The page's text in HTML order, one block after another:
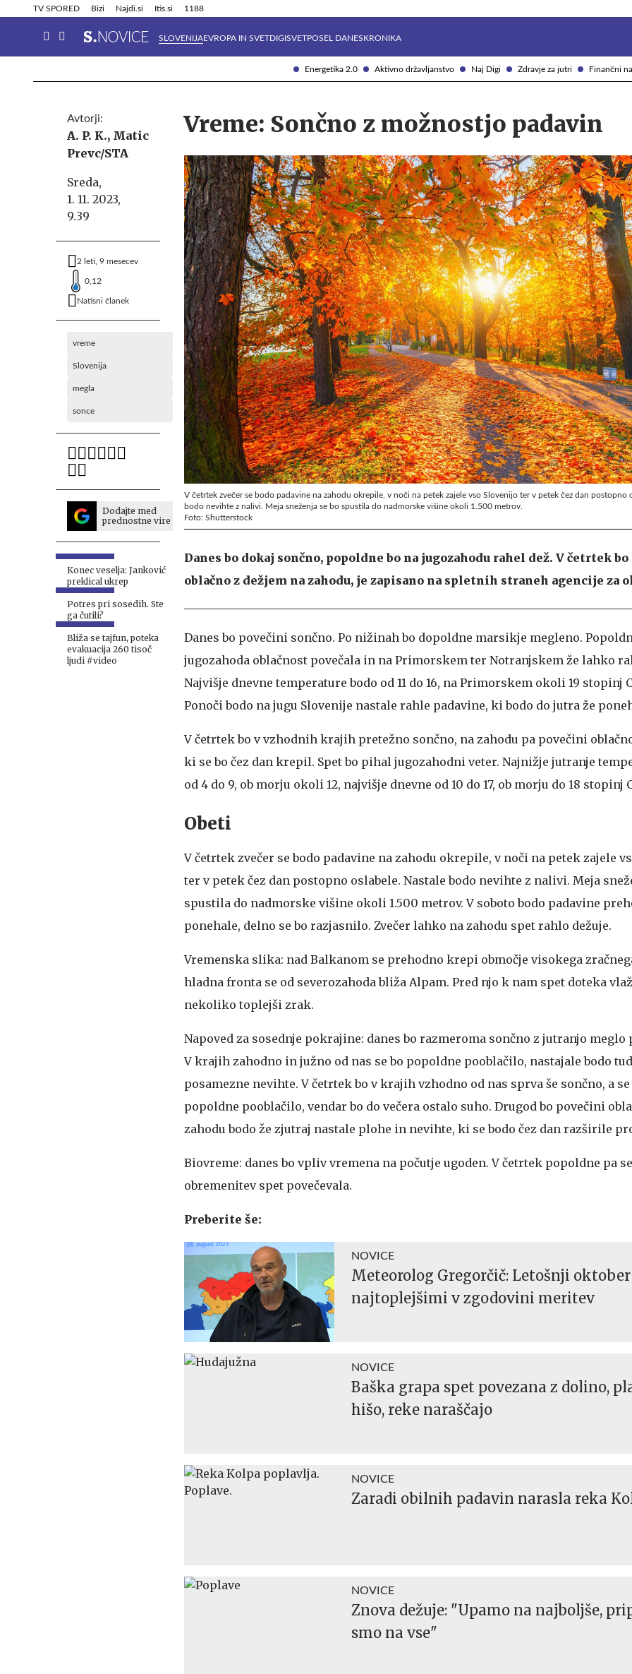
Energetika 2.0 Aktivno državljanstvo Naj Digi Zdravje za jutri Finančni
TV SPORED Bizi Najdi.si Itis.si 1188
SLOVENIJAEVROPA IN SVETDIGISVETPOSEL DANESKRONIKA
Info in obvestila Tehnik
Avtorji:
A. P. K., Matic
Prevc/STA
Sreda,
1. 11. 2023,
9.39
2 leti, 9 mesecev
0,12
Natisni članek
vreme
Slovenija
megla
sonce
Dodajte med
prednostne vire
Konec veselja: Janković
preklical ukrep
Potres pri sosedih. Ste
ga čutili?
Bliža se tajfun, poteka
evakuacija 260 tisoč
ljudi #video
Vreme: Sončno z možnostjo padavin
V četrtek zvečer se bodo padavine na zahodu okrepile, v noči na petek zajele vso Slovenijo ter v petek čez dan postopno
bodo nevihte z nalivi. Meja sneženja se bo spustila do nadmorske višine okoli 1.500 metrov.
Foto: Shutterstock
Danes bo dokaj sončno, popoldne bo na jugozahodu rahel dež. V četrtek
oblačno z dežjem na zahodu, je zapisano na spletnih straneh agencije za
Danes bo povečini sončno. Po nižinah bo dopoldne marsikje megleno.
jugozahoda oblačnost povečala in na Primorskem ter Notranjskem že lahko
Najvišje dnevne temperature bodo od 11 do 16, na Primorskem okoli 19 stopinj
Ponoči bodo na jugu Slovenije nastale rahle padavine, ki bodo do jutra že
V četrtek bo v vzhodnih krajih pretežno sončno, na zahodu pa povečini
ki se bo čez dan krepil. Spet bo pihal jugozahodni veter. Najnižje jutranje
od 4 do 9, ob morju okoli 12, najvišje dnevne od 10 do 17, ob morju do 18 stopinj
Obeti
V četrtek zvečer se bodo padavine na zahodu okrepile, v noči na petek zajele
ter v petek čez dan postopno oslabele. Nastale bodo nevihte z nalivi. Meja
spustila do nadmorske višine okoli 1.500 metrov. V soboto bodo padavine
ponehale, delno se bo razjasnilo. Zvečer lahko na zahodu spet rahlo dežuje.
Vremenska slika: nad Balkanom se prehodno krepi območje visokega
hladna fronta se od severozahoda bliža Alpam. Pred njo k nam spet doteka
nekoliko toplejši zrak.
Napoved za sosednje pokrajine: danes bo razmeroma sončno z jutranjo meglo
V krajih zahodno in južno od nas se bo popoldne pooblačilo, nastajale bodo
posamezne nevihte. V četrtek bo v krajih vzhodno od nas sprva še sončno, a se
popoldne pooblačilo, vendar bo do večera ostalo suho. Drugod bo povečini
zahodu bodo že zjutraj nastale plohe in nevihte, ki se bodo čez dan razširile
Biovreme: danes bo vpliv vremena na počutje ugoden. V četrtek popoldne pa
obremenitev spet povečevala.
Preberite še:
NOVICE
Meteorolog Gregorčič: Letošnji
najtoplejšimi v zgodovini meritev
NOVICE
Baška grapa spet povezana z dolino,
hišo, reke naraščajo
NOVICE
Zaradi obilnih padavin narasla reka
NOVICE
Znova dežuje: "Upamo na najboljše,
smo na vse"